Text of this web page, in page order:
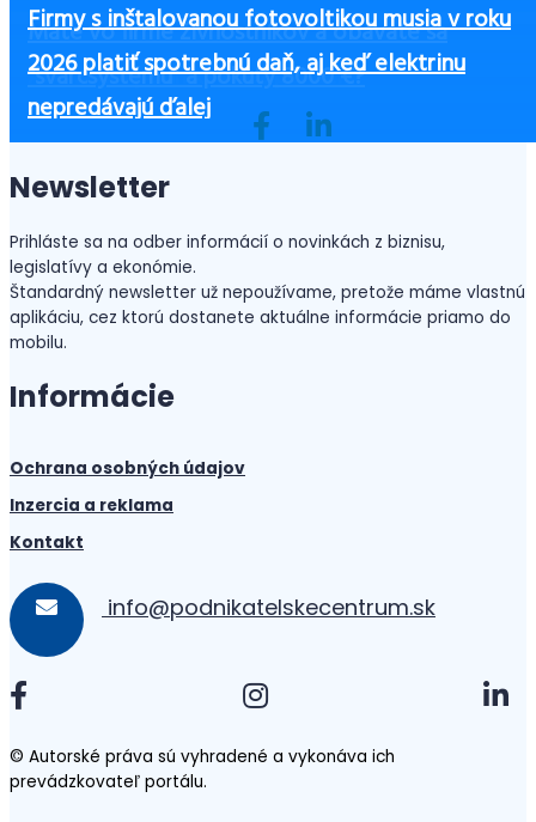
Poskytovatelia krátkodobého prenájmu
majú od roku 2027 nové povinnosti. Aké to sú?
TRESTNÉ OZNÁMENIE ZA OHOVÁRANIE kvôli
správe na Facebooku
Zvýšenie nemocenských dávok v roku 2026
Ako začať podnikať bez peňazí?
Máte vo firme živnostníkov a obávate sa
“švarcsystému” a pokuty 8000 €?
Firmy s inštalovanou fotovoltikou musia v roku
2026 platiť spotrebnú daň, aj keď elektrinu
nepredávajú ďalej
Newsletter
Prihláste sa na odber informácií o novinkách z biznisu,
legislatívy a ekonómie.
Štandardný newsletter už nepoužívame, pretože máme vlastnú
aplikáciu, cez ktorú dostanete aktuálne informácie priamo do
mobilu.
Informácie
Ochrana osobných údajov
Inzercia a reklama
Kontakt
info@podnikatelskecentrum.sk
© Autorské práva sú vyhradené a vykonáva ich
prevádzkovateľ portálu.